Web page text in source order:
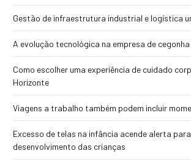
Gestão de infraestrutura industrial e logística
A evolução tecnológica na empresa de
Como escolher uma experiência de cuidado
Horizonte
Viagens a trabalho também podem incluir
Excesso de telas na infância acende alerta
desenvolvimento das crianças